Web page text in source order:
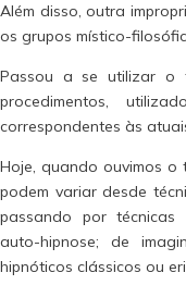
Além disso, outra
os grupos místico-
Passou a se utilizar o
procedimentos,
correspondentes às
Hoje, quando ouvimos o
podem variar desde
passando por técnicas
auto-hipnose; de
hipnóticos clássicos ou